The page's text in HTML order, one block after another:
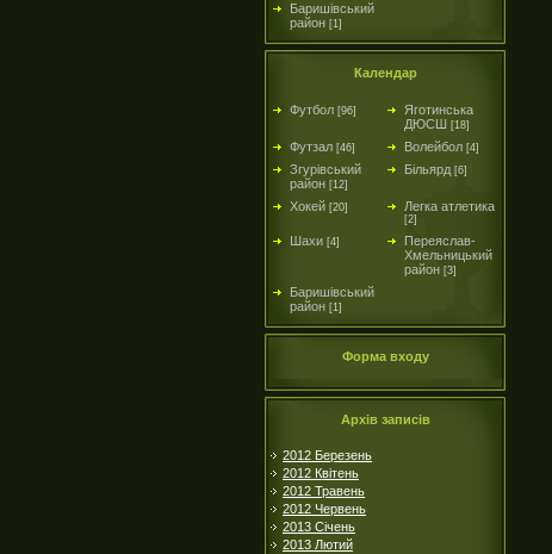
Баришівський
район [1]
Календар
Футбол [96]
Яготинська
ДЮСШ [18]
Футзал [46] Волейбол [4]
Згурівський
район [12]
Більярд [6]
Хокей [20] Легка атлетика
[2]
Шахи [4]
Переяслав-
Хмельницький
район [3]
Баришівський
район [1]
Форма входу
Архів записів
2012 Березень
2012 Квітень
2012 Травень
2012 Червень
2013 Січень
2013 Лютий